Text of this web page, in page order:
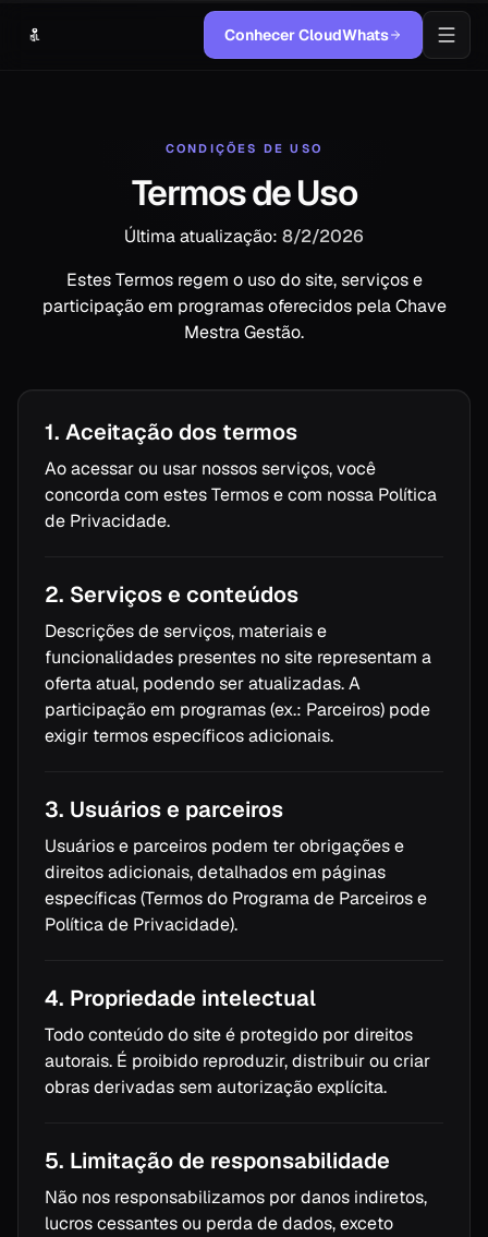
Conhecer CloudWhats
CONDIÇÕES DE USO
Termos de Uso
Última atualização: 8/2/2026
Estes Termos regem o uso do site, serviços e
participação em programas oferecidos pela Chave
Mestra Gestão.
1. Aceitação dos termos
Ao acessar ou usar nossos serviços, você
concorda com estes Termos e com nossa Política
de Privacidade.
2. Serviços e conteúdos
Descrições de serviços, materiais e
funcionalidades presentes no site representam a
oferta atual, podendo ser atualizadas. A
participação em programas (ex.: Parceiros) pode
exigir termos específicos adicionais.
3. Usuários e parceiros
Usuários e parceiros podem ter obrigações e
direitos adicionais, detalhados em páginas
específicas (Termos do Programa de Parceiros e
Política de Privacidade).
4. Propriedade intelectual
Todo conteúdo do site é protegido por direitos
autorais. É proibido reproduzir, distribuir ou criar
obras derivadas sem autorização explícita.
5. Limitação de responsabilidade
Não nos responsabilizamos por danos indiretos,
lucros cessantes ou perda de dados, exceto